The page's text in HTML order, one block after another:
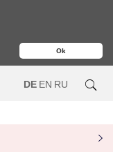
Ok
DE EN RU